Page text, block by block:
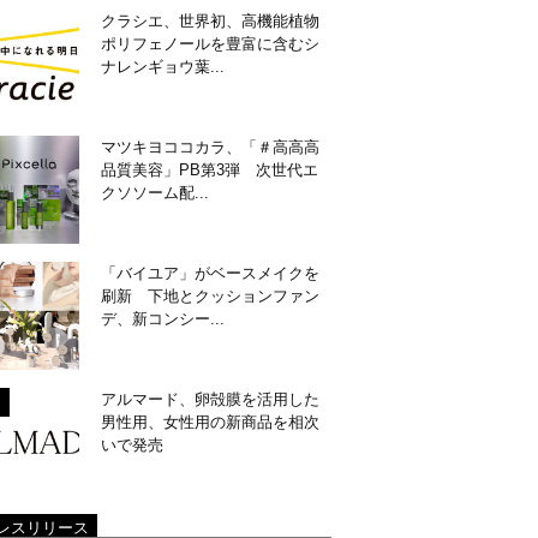
クラシエ、世界初、高機能植物
ポリフェノールを豊富に含むシ
ナレンギョウ葉...
マツキヨココカラ、「＃高高高
品質美容」PB第3弾 次世代エ
クソソーム配...
「バイユア」がベースメイクを
刷新 下地とクッションファン
デ、新コンシー...
アルマード、卵殻膜を活用した
男性用、女性用の新商品を相次
いで発売
スリリース